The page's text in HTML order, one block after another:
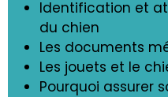
Identification et
du chien
Les documents
Les jouets et le
Pourquoi assurer